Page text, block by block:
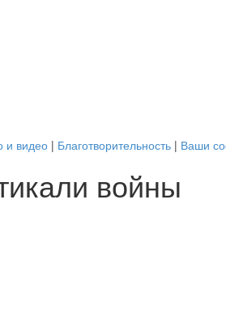
и видео | Благотворительность | Ваши
войны